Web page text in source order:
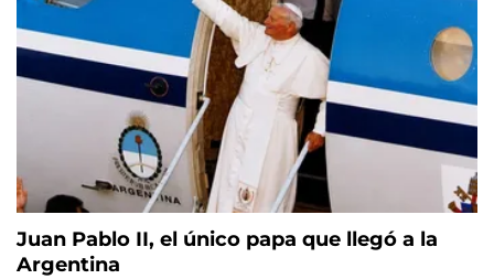
Juan Pablo II, el único papa que llegó a la
Argentina